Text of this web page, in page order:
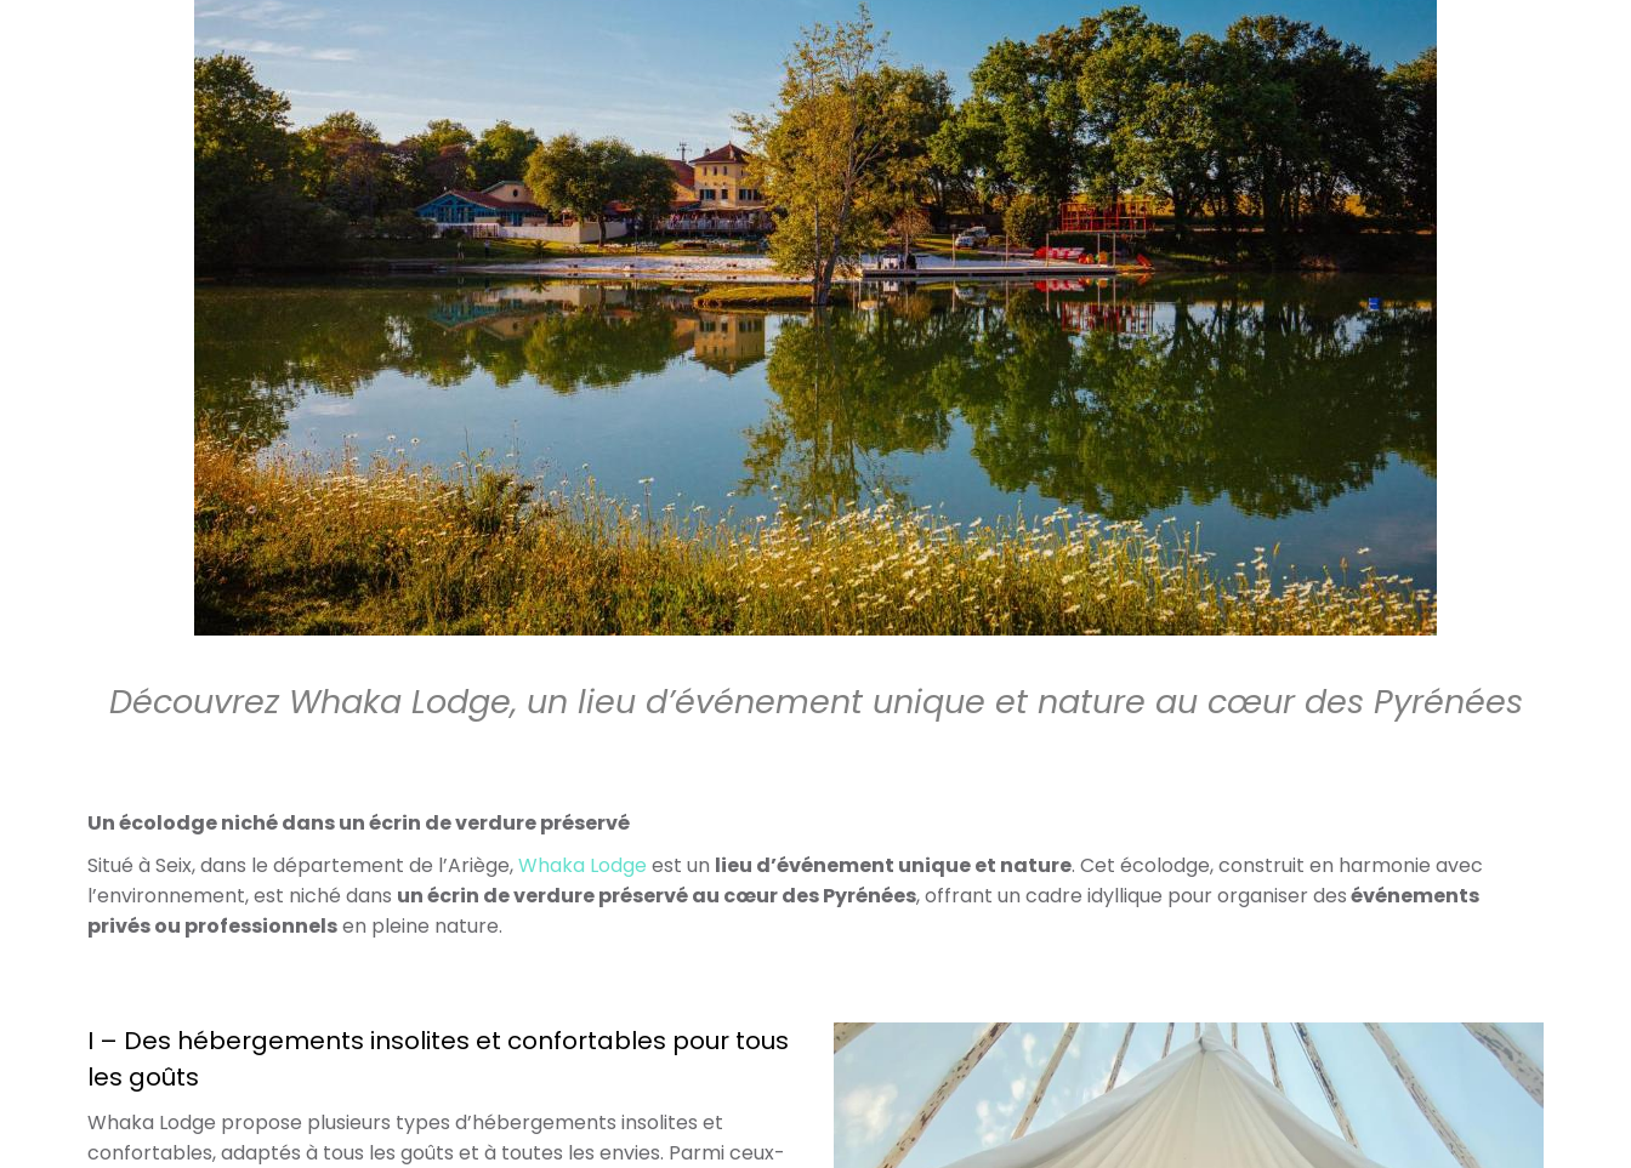
Découvrez Whaka Lodge, un lieu d’événement unique et nature au cœur des Pyrénées
Un écolodge niché dans un écrin de verdure préservé
Situé à Seix, dans le département de l’Ariège,Whaka Lodge est un lieu d’événement unique et nature. Cet écolodge, construit en harmonie avec
l’environnement, est niché dans un écrin de verdure préservé au cœur des Pyrénées, offrant un cadre idyllique pour organiser desévénements
privés ou professionnelsen pleine nature.
I – Des hébergements insolites et confortables pour tous
les goûts
Whaka Lodge propose plusieurs types d’hébergements insolites et
confortables, adaptés à tous les goûts et à toutes les envies. Parmi ceux-